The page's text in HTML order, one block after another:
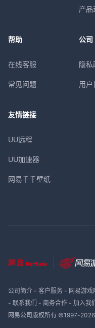
产品
帮助
在线客服
常见问题
公司
隐私
用户
友情链接
UU远程
UU加速器
网易千千壁纸
公司简介- 客户服务- 网易游
- 联系我们 - 商务合作- 加入我们
网易公司版权所有 ©1997-2026